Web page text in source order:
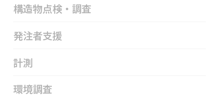
構造物点検・調査
発注者支援
計測
環境調査